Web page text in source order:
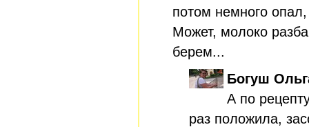
потом немного
Может, молоко
берем...
Богуш
А по
раз положила,